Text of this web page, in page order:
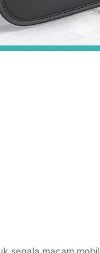
segala macam mobil.